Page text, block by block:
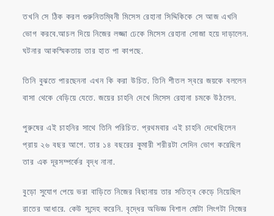
তখনি সে ঠিক করল গুরুনিতম্বিনী মিসেস রেহানা সিদ্দিকিকে সে আজ এখনি
ভোগ করবে.আচল দিয়ে নিজের লজ্জা ঢেকে মিসেস রেহানা সোজা হয়ে দাড়ালেন.
ঘটনার আকস্মিকতায় তার হাত পা কাপছে.
তিনি বুঝতে পারছেননা এখন কি করা উচিত. তিনি শীতল স্বরে জয়কে বললেন
বাসা থেকে বেড়িয়ে যেতে. জয়ের চাহনি দেখে মিসেস রেহানা চমকে উঠলেন.
পুরুষের এই চাহনির সাথে তিনি পরিচিত. প্রথমবার এই চাহনি দেখেছিলেন
প্রায় ২৬ বছর আগে. তার ১৪ বছরের কুমারী শরীরটা সেদিন ভোগ করেছিল
তার এক দূরসম্পর্কের বৃদ্ধ নানা.
বুড়ো সুযোগ পেয়ে ভরা বাড়িতে নিজের বিছানায় তার সতিত্ব কেড়ে নিয়েছিল
রাতের আধারে. কেউ সন্দেহ করেনি. বৃদ্ধের অভিজ্ঞ বিশাল মোটা লিংগটা নিজের